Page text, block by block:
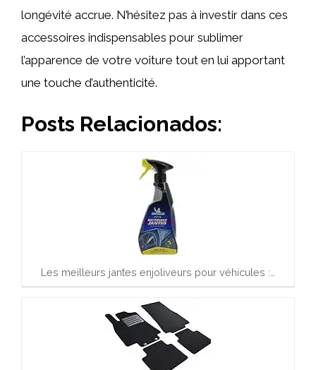
longévité accrue. N’hésitez pas à investir dans ces
accessoires indispensables pour sublimer
l’apparence de votre voiture tout en lui apportant
une touche d’authenticité.
Posts Relacionados:
Les meilleurs jantes enjoliveurs pour véhicules :…